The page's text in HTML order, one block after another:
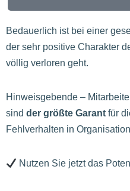
Bedauerlich ist bei einer
der sehr positive Charakter
völlig verloren geht.
Hinweisgebende –
sind der größte Garant für
Fehlverhalten in
Nutzen Sie jetzt das